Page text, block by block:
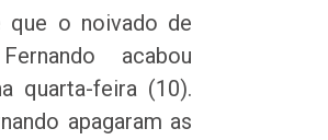
que o noivado de
acabou
quarta-feira (10).
apagaram as